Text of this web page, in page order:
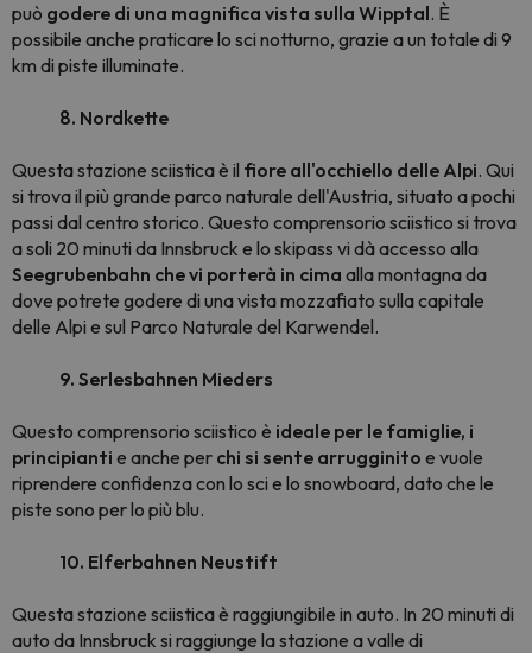
può godere di una magnifica vista sulla Wipptal. È
possibile anche praticare lo sci notturno, grazie a un totale di 9
km di piste illuminate.
8. Nordkette
Questa stazione sciistica è il fiore all'occhiello delle Alpi. Qui
si trova il più grande parco naturale dell'Austria, situato a pochi
passi dal centro storico. Questo comprensorio sciistico si trova
a soli 20 minuti da Innsbruck e lo skipass vi dà accesso alla
Seegrubenbahn che vi porterà in cima alla montagna da
dove potrete godere di una vista mozzafiato sulla capitale
delle Alpi e sul Parco Naturale del Karwendel.
9. Serlesbahnen Mieders
Questo comprensorio sciistico è ideale per le famiglie, i
principianti e anche per chi si sente arrugginito e vuole
riprendere confidenza con lo sci e lo snowboard, dato che le
piste sono per lo più blu.
10. Elferbahnen Neustift
Questa stazione sciistica è raggiungibile in auto. In 20 minuti di
auto da Innsbruck si raggiunge la stazione a valle di